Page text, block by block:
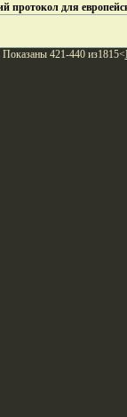
протокол для
Показаны 421-440 из1815<